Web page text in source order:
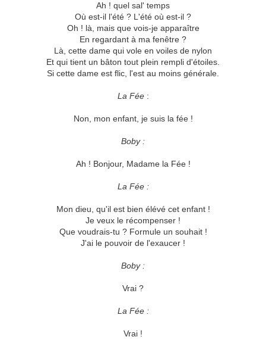
Ah ! quel sal' temps
Où est-il l'été ? L'été où est-il ?
Oh ! là, mais que vois-je apparaître
En regardant à ma fenêtre ?
Là, cette dame qui vole en voiles de nylon
Et qui tient un bâton tout plein rempli d'étoiles.
Si cette dame est flic, l'est au moins générale.
La Fée:
Non, mon enfant, je suis la fée !
Boby :
Ah ! Bonjour, Madame la Fée !
La Fée :
Mon dieu, qu'il est bien élévé cet enfant !
Je veux le récompenser !
Que voudrais-tu ? Formule un souhait !
J'ai le pouvoir de l'exaucer !
Boby :
Vrai ?
La Fée :
Vrai !